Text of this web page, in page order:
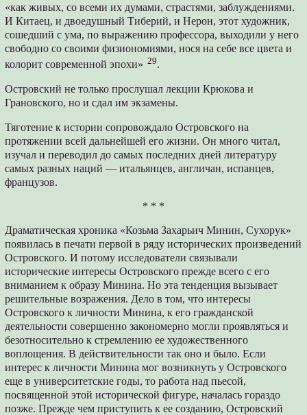
«как живых, со всеми их думами, страстями, заблуждениями.
И Китаец, и двоедушный Тиберий, и Нерон, этот художник,
сошедший с ума, по выражению профессора, выходили у него
свободно со своими физиономиями, нося на себе все цвета и
колорит современной эпохи» 29.
Островский не только прослушал лекции Крюкова и
Грановского, но и сдал им экзамены.
Тяготение к истории сопровождало Островского на
протяжении всей дальнейшей его жизни. Он много читал,
изучал и переводил до самых последних дней литературу
самых разных наций — итальянцев, англичан, испанцев,
французов.
* * *
Драматическая хроника «Козьма Захарьич Минин, Сухорук»
появилась в печати первой в ряду исторических произведений
Островского. И потому исследователи связывали
исторические интересы Островского прежде всего с его
вниманием к образу Минина. Но эта тенденция вызывает
решительные возражения. Дело в том, что интересы
Островского к личности Минина, к его гражданской
деятельности совершенно закономерно могли проявляться и
безотносительно к стремлению ее художественного
воплощения. В действительности так оно и было. Если
интерес к личности Минина мог возникнуть у Островского
еще в университетские годы, то работа над пьесой,
посвященной этой исторической фигуре, началась гораздо
позже. Прежде чем приступить к ее созданию, Островский